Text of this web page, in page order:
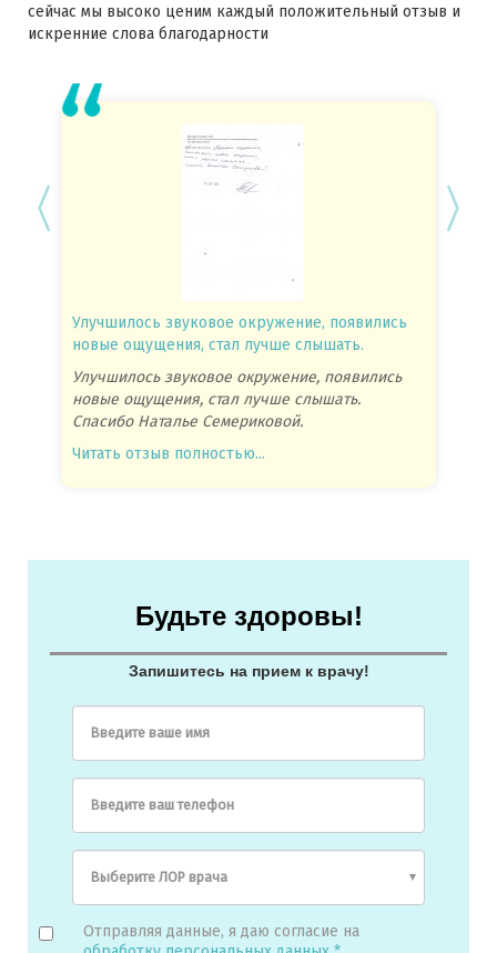
сейчас мы высоко ценим каждый положительный отзыв и
искренние слова благодарности
Улучшилось звуковое окружение, появились
новые ощущения, стал лучше слышать.
Улучшилось звуковое окружение, появились
новые ощущения, стал лучше слышать.
Спасибо Наталье Семериковой.
Читать отзыв полностью...
Будьте здоровы!
Запишитесь на прием к врачу!
Введите ваше имя
Введите ваш телефон
Отправляя данные, я даю согласие на